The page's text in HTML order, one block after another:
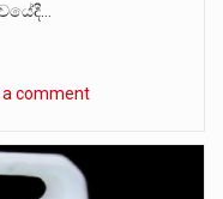
a comment